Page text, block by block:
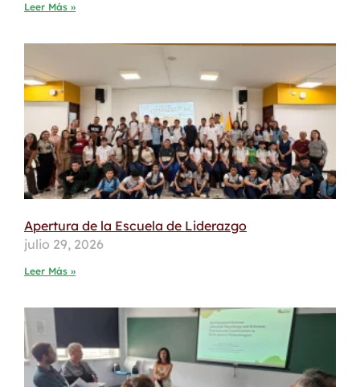
Leer Más »
Apertura de la Escuela de Liderazgo
julio 29, 2026
Leer Más »